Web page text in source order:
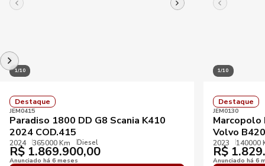
1/10
Destaque
JEM0415
Paradiso 1800 DD G8 Scania K410
2024 COD.415
2024 365000 Km Diesel
R$ 1.869.900,00
Anunciado há 6 meses
1/10
Destaque
JEM0130
Marcopolo
Volvo
2023 140000
R$
Anunciado há 6